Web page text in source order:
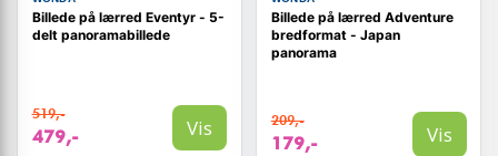
Billede på lærred Eventyr - 5-
delt panoramabillede
519,-
479,- Vis
Billede på lærred Adventure
bredformat - Japan
panorama
209,-
179,- Vis